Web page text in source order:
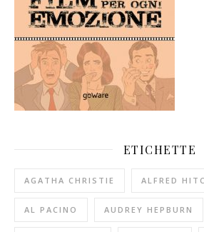
ETICHETTE
AGATHA CHRISTIE ALFRED
AL PACINO AUDREY HEPBURN